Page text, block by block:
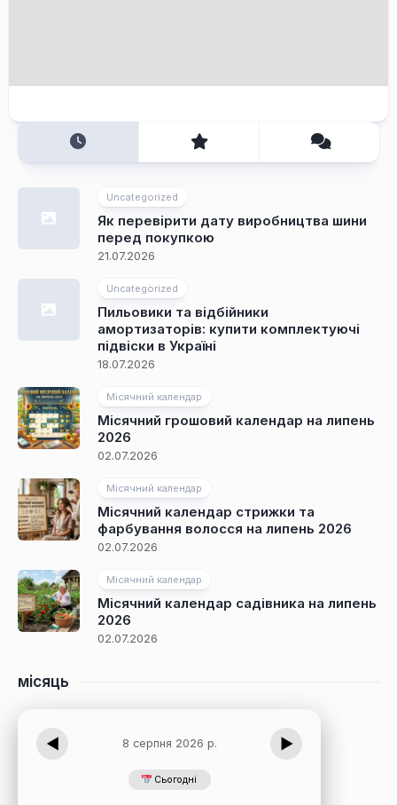
Uncategorized
Як перевірити дату виробництва шини
перед покупкою
21.07.2026
Uncategorized
Пильовики та відбійники
амортизаторів: купити комплектуючі
підвіски в Україні
18.07.2026
Місячний календар
Місячний грошовий календар на липень
2026
02.07.2026
Місячний календар
Місячний календар стрижки та
фарбування волосся на липень 2026
02.07.2026
Місячний календар
Місячний календар садівника на липень
2026
02.07.2026
місяць
◀ 8 серпня 2026 р. ▶
Сьогодні